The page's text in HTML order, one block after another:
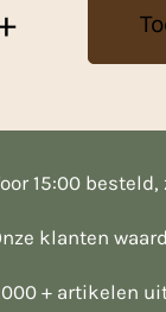
15:00
klanten
+ artikelen